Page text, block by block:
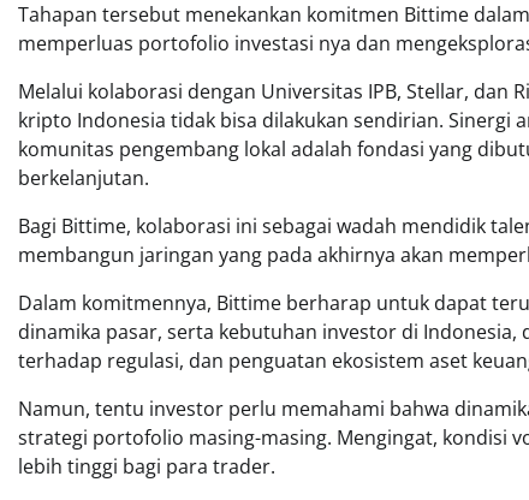
Tahapan tersebut menekankan komitmen Bittime
memperluas portofolio investasi nya dan
Melalui kolaborasi dengan Universitas IPB, Stellar,
kripto Indonesia tidak bisa dilakukan sendirian.
komunitas pengembang lokal adalah fondasi yang
berkelanjutan.
Bagi Bittime, kolaborasi ini sebagai wadah mendidik
membangun jaringan yang pada akhirnya akan
Dalam komitmennya, Bittime berharap untuk dapat
dinamika pasar, serta kebutuhan investor di
terhadap regulasi, dan penguatan ekosistem aset
Namun, tentu investor perlu memahami bahwa
strategi portofolio masing-masing. Mengingat, kondisi
lebih tinggi bagi para trader.